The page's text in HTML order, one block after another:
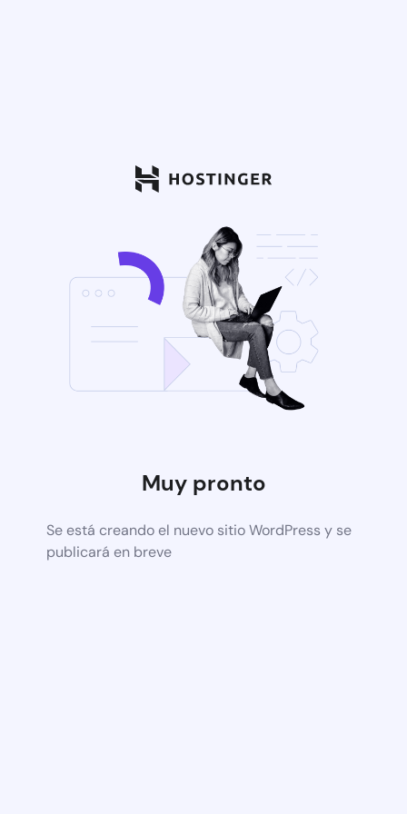
Muy pronto
Se está creando el nuevo sitio WordPress y se
publicará en breve